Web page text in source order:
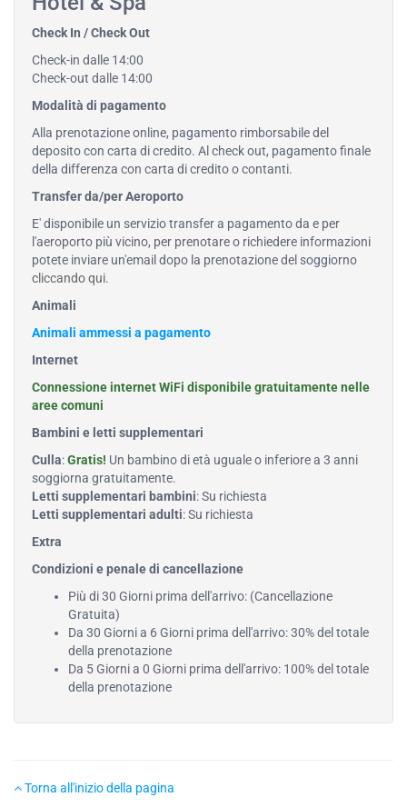
Check In / Check Out
Check-in dalle 14:00
Check-out dalle 14:00
Modalità di pagamento
Alla prenotazione online, pagamento rimborsabile del
deposito con carta di credito. Al check out, pagamento finale
della differenza con carta di credito o contanti.
Transfer da/per Aeroporto
E' disponibile un servizio transfer a pagamento da e per
l'aeroporto più vicino, per prenotare o richiedere informazioni
potete inviare un'email dopo la prenotazione del soggiorno
cliccando qui.
Animali
Animali ammessi a pagamento
Internet
Connessione internet WiFi disponibile gratuitamente nelle
aree comuni
Bambini e letti supplementari
Culla:Gratis! Un bambino di età uguale o inferiore a 3 anni
soggiorna gratuitamente.
Letti supplementari bambini: Su richiesta
Letti supplementari adulti: Su richiesta
Extra
Condizioni e penale di cancellazione
Più di 30 Giorni prima dell'arrivo: (Cancellazione
Gratuita)
Da 30 Giorni a 6 Giorni prima dell'arrivo: 30% del totale
della prenotazione
Da 5 Giorni a 0 Giorni prima dell'arrivo: 100% del totale
della prenotazione
Torna all'inizio della pagina